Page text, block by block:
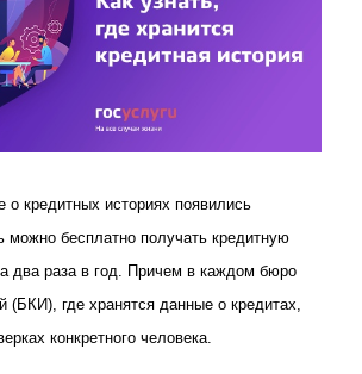
о кредитных историях появились
можно бесплатно получать кредитную
два раза в год. Причем в каждом бюро
(БКИ), где хранятся данные о кредитах,
конкретного человека.